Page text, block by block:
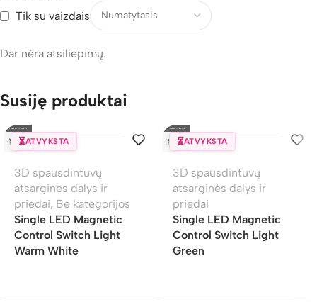
Tik su vaizdais
Dar nėra atsiliepimų.
Susiję produktai
⏳ATVYKSTA
3D spausdintuvų
atsarginės dalys ir
priedai, Be kategorijos
Single LED Magnetic
Control Switch Light
Warm White
⏳ATVYKSTA
3D spausdintuvų
atsarginės dalys ir
priedai
Single LED Magnetic
Control Switch Light
Green